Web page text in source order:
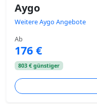
Aygo
Weitere Aygo Angebote
Ab
176 €
803 € günstiger